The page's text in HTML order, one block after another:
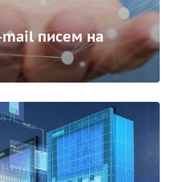
писем на